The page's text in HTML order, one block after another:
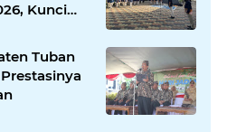
Kunci
Tuban